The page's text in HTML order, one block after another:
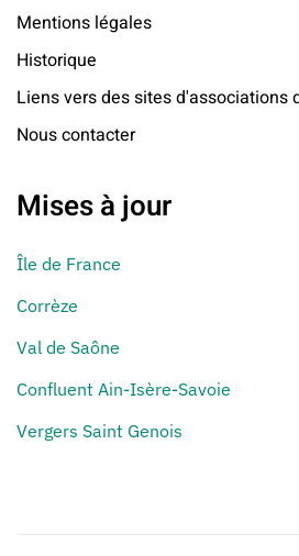
Mentions légales
Historique
Liens vers des sites d'associations
Nous contacter
Mises à jour
Île de France
Corrèze
Val de Saône
Confluent Ain-Isère-Savoie
Vergers Saint Genois